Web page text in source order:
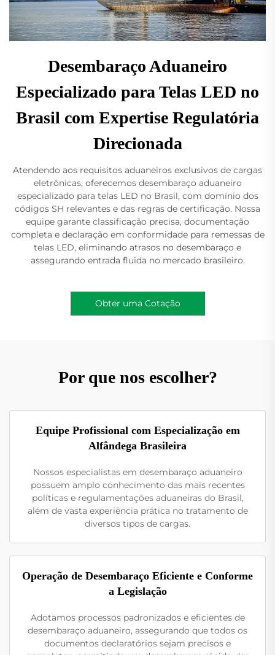
Desembaraço Aduaneiro
Especializado para Telas LED no
Brasil com Expertise Regulatória
Direcionada
Atendendo aos requisitos aduaneiros exclusivos de cargas
eletrônicas, oferecemos desembaraço aduaneiro
especializado para telas LED no Brasil, com domínio dos
códigos SH relevantes e das regras de certificação. Nossa
equipe garante classificação precisa, documentação
completa e declaração em conformidade para remessas de
telas LED, eliminando atrasos no desembaraço e
assegurando entrada fluida no mercado brasileiro.
Obter uma Cotação
Por que nos escolher?
Equipe Profissional com Especialização em
Alfândega Brasileira
Nossos especialistas em desembaraço aduaneiro
possuem amplo conhecimento das mais recentes
políticas e regulamentações aduaneiras do Brasil,
além de vasta experiência prática no tratamento de
diversos tipos de cargas.
Operação de Desembaraço Eficiente e Conforme
a Legislação
Adotamos processos padronizados e eficientes de
desembaraço aduaneiro, assegurando que todos os
documentos declaratórios sejam precisos e